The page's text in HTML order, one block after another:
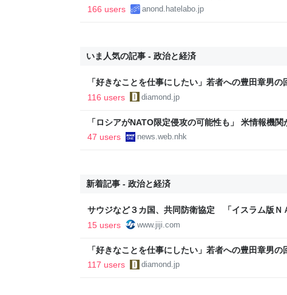
166 users
anond.hatelabo.jp
いま人気の記事 - 政治と経済
「好きなことを仕事にしたい」若者への豊田章男
音も出なかった
116 users diamond.jp
「ロシアがNATO限定侵攻の可能性も」 米情報機
47 users
news.web.nhk
新着記事 - 政治と経済
サウジなど３カ国、共同防衛協定 「イスラム版Ｎ
トコム
15 users www.jiji.com
「好きなことを仕事にしたい」若者への豊田章男
音も出なかった
117 users diamond.jp